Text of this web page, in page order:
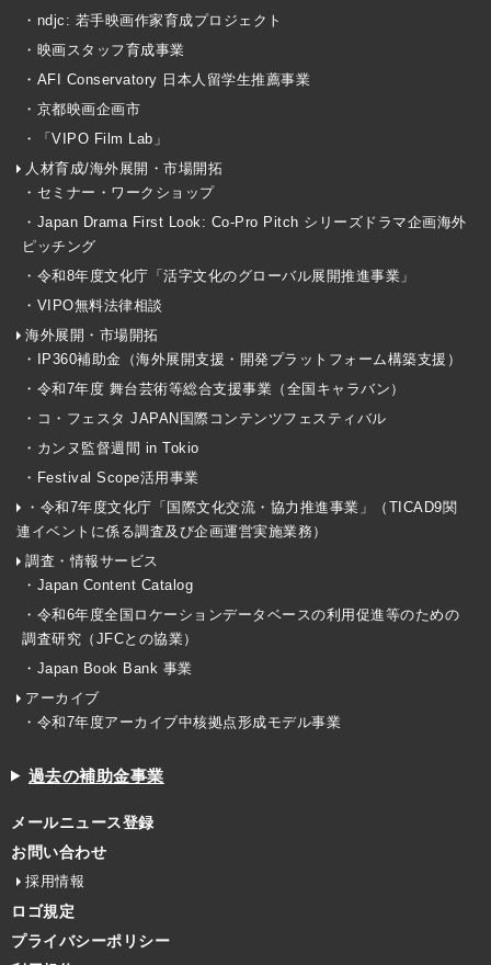
・ndjc: 若手映画作家育成プロジェクト
・映画スタッフ育成事業
・AFI Conservatory 日本人留学生推薦事業
・京都映画企画市
・「VIPO Film Lab」
人材育成/海外展開・市場開拓
・セミナー・ワークショップ
・Japan Drama First Look: Co-Pro Pitch シリーズドラマ企画海外
ピッチング
・令和8年度文化庁「活字文化のグローバル展開推進事業」
・VIPO無料法律相談
海外展開・市場開拓
・IP360補助金（海外展開支援・開発プラットフォーム構築支援）
・令和7年度 舞台芸術等総合支援事業（全国キャラバン）
・コ・フェスタ JAPAN国際コンテンツフェスティバル
・カンヌ監督週間 in Tokio
・Festival Scope活用事業
・令和7年度文化庁「国際文化交流・協力推進事業」（TICAD9関
連イベントに係る調査及び企画運営実施業務）
調査・情報サービス
・Japan Content Catalog
・令和6年度全国ロケーションデータベースの利用促進等のための
調査研究（JFCとの協業）
・Japan Book Bank 事業
アーカイブ
・令和7年度アーカイブ中核拠点形成モデル事業
過去の補助金事業
メールニュース登録
お問い合わせ
採用情報
ロゴ規定
プライバシーポリシー